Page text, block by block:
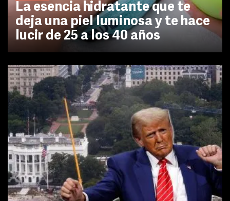
La esencia hidratante que te
deja una piel luminosa y te hace
lucir de 25 a los 40 años